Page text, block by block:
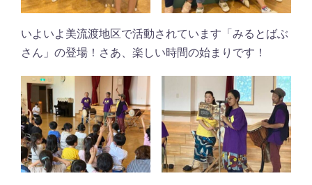
いよいよ美流渡地区で活動されています「みるとばぶ
さん」の登場！さあ、楽しい時間の始まりです！